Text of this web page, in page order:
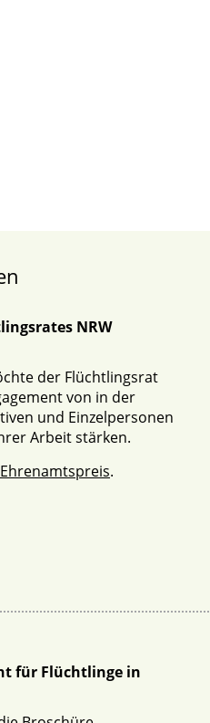
NRW
der Flüchtlingsrat
von in der
und Einzelpersonen
Arbeit stärken.
.
für Flüchtlinge in